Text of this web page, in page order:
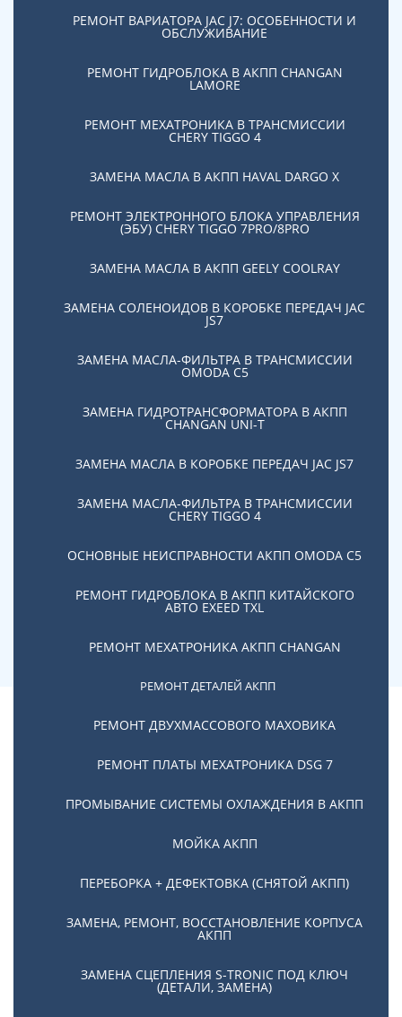
РЕМОНТ ВАРИАТОРА JAC J7: ОСОБЕННОСТИ И
ОБСЛУЖИВАНИЕ
РЕМОНТ ГИДРОБЛОКА В АКПП CHANGAN
LAMORE
РЕМОНТ МЕХАТРОНИКА В ТРАНСМИССИИ
CHERY TIGGO 4
ЗАМЕНА МАСЛА В АКПП HAVAL DARGO X
РЕМОНТ ЭЛЕКТРОННОГО БЛОКА УПРАВЛЕНИЯ
(ЭБУ) CHERY TIGGO 7PRO/8PRO
ЗАМЕНА МАСЛА В АКПП GEELY COOLRAY
ЗАМЕНА СОЛЕНОИДОВ В КОРОБКЕ ПЕРЕДАЧ JAC
JS7
ЗАМЕНА МАСЛА-ФИЛЬТРА В ТРАНСМИССИИ
OMODA C5
ЗАМЕНА ГИДРОТРАНСФОРМАТОРА В АКПП
CHANGAN UNI-T
ЗАМЕНА МАСЛА В КОРОБКЕ ПЕРЕДАЧ JAC JS7
ЗАМЕНА МАСЛА-ФИЛЬТРА В ТРАНСМИССИИ
CHERY TIGGO 4
ОСНОВНЫЕ НЕИСПРАВНОСТИ АКПП OMODA C5
РЕМОНТ ГИДРОБЛОКА В АКПП КИТАЙСКОГО
АВТО EXEED TXL
РЕМОНТ МЕХАТРОНИКА АКПП CHANGAN
РЕМОНТ ДЕТАЛЕЙ АКПП
РЕМОНТ ДВУХМАССОВОГО МАХОВИКА
РЕМОНТ ПЛАТЫ МЕХАТРОНИКА DSG 7
ПРОМЫВАНИЕ СИСТЕМЫ ОХЛАЖДЕНИЯ В АКПП
МОЙКА АКПП
ПЕРЕБОРКА + ДЕФЕКТОВКА (СНЯТОЙ АКПП)
ЗАМЕНА, РЕМОНТ, ВОССТАНОВЛЕНИЕ КОРПУСА
АКПП
ЗАМЕНА СЦЕПЛЕНИЯ S-TRONIC ПОД КЛЮЧ
(ДЕТАЛИ, ЗАМЕНА)
Проблема ДСГ
Частые неисправности АКПП DSG 6 и 7
17.12.2021
DSG-7 0GC - DQ381 - ремонт и продажа
DSG в Москве
26.01.2021
Список ошибок DSG
Получить
консультацию по
минут